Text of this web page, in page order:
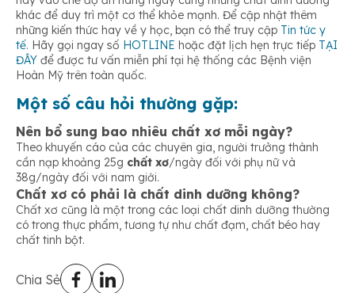
khác để duy trì một cơ thể khỏe mạnh. Để cập nhật thêm
những kiến thức hay về y học, bạn có thể truy cập Tin tức y
tế. Hãy gọi ngay số HOTLINE hoặc đặt lịch hẹn trực tiếp TẠI
ĐÂY để được tư vấn miễn phí tại hệ thống các Bệnh viện
Hoàn Mỹ trên toàn quốc.
Một số câu hỏi thường gặp:
Nên bổ sung bao nhiêu chất xơ mỗi ngày?
Theo khuyến cáo của các chuyên gia, người trưởng thành
cần nạp khoảng 25g chất xơ/ngày đối với phụ nữ và
38g/ngày đối với nam giới.
Chất xơ có phải là chất dinh dưỡng không?
Chất xơ cũng là một trong các loại chất dinh dưỡng thường
có trong thực phẩm, tương tự như chất đạm, chất béo hay
chất tinh bột.
Chia Sẻ